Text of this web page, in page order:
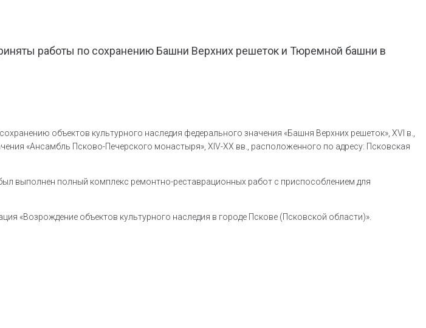
работы по сохранению Башни Верхних решеток и Тюремной башни в
объектов культурного наследия федерального значения «Башня Верхних решеток», XVI в.,
«Ансамбль Псково-Печерского монастыря», XIV-XX вв., расположенного по адресу: Псковская
выполнен полный комплекс ремонтно-реставрационных работ с приспособлением для
«Возрождение объектов культурного наследия в городе Пскове (Псковской области)».